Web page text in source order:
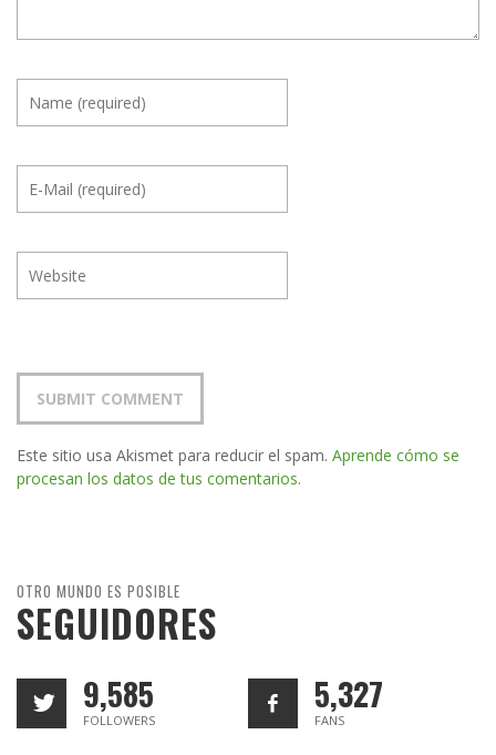
Este sitio usa Akismet para reducir el spam. Aprende cómo se
procesan los datos de tus comentarios.
OTRO MUNDO ES POSIBLE
SEGUIDORES
9,585
FOLLOWERS
5,327
FANS